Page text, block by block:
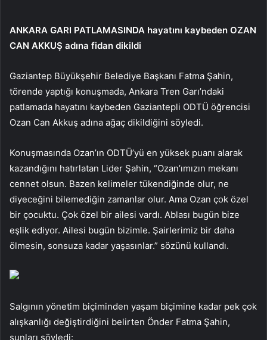
ANKARA GARI PATLAMASINDA hayatını kaybeden OZAN
CAN AKKUŞ adına fidan dikildi
Gaziantep Büyükşehir Belediye Başkanı Fatma Şahin,
törende yaptığı konuşmada, Ankara Tren Garı’ndaki
patlamada hayatını kaybeden Gaziantepli ODTÜ öğrencisi
Ozan Can Akkuş adına ağaç dikildiğini söyledi.
Konuşmasında Ozan’ın ODTÜ’yü en yüksek puanı alarak
kazandığını hatırlatan Lider Şahin, “Ozan’ımızın mekanı
cennet olsun. Bazen kelimeler tükendiğinde olur, ne
diyeceğini bilemediğin zamanlar olur. Ama Ozan çok özel
bir çocuktu. Çok özel bir ailesi vardı. Ablası bugün bize
eşlik ediyor. Ailesi bugün bizimle. Şairlerimiz bir daha
ölmesin, sonsuza kadar yaşasınlar.” sözünü kullandı.
Salgının yönetim biçiminden yaşam biçimine kadar pek çok
alışkanlığı değiştirdiğini belirten Önder Fatma Şahin,
şunları söyledi: